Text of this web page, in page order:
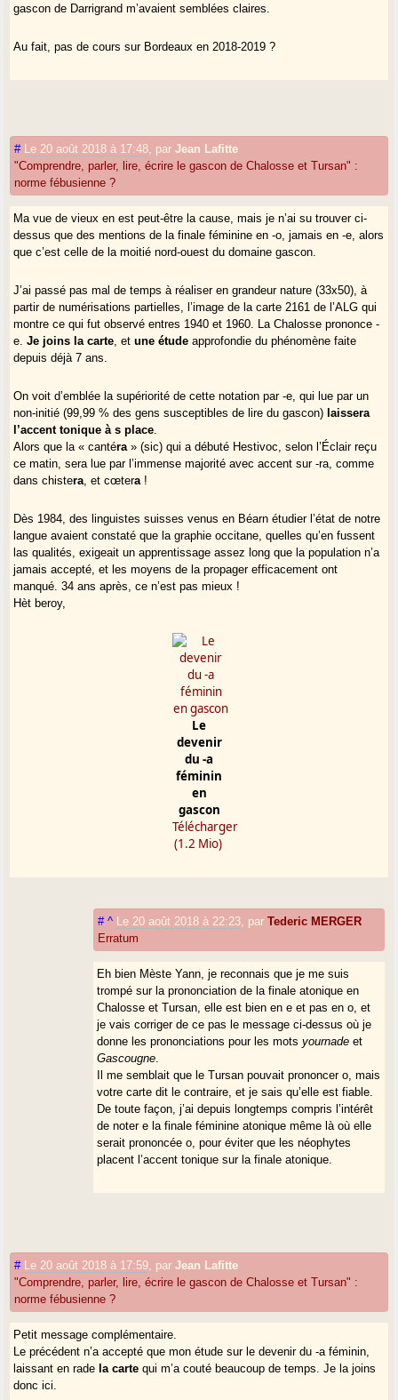
gascon de Darrigrand m’avaient semblées claires.
Au fait, pas de cours sur Bordeaux en 2018-2019 ?
# Le 20 août 2018 à 17:48 parJean Lafitte
"Comprendre, parler, lire, écrire le gascon de Chalosse et Tursan" :
norme fébusienne ?
Ma vue de vieux en est peut-être la cause, mais je n’ai su trouver ci-
dessus que des mentions de la finale féminine en -o, jamais en -e, alors
que c’est celle de la moitié nord-ouest du domaine gascon.
J’ai passé pas mal de temps à réaliser en grandeur nature (33x50), à
partir de numérisations partielles, l’image de la carte 2161 de l’ALG qui
montre ce qui fut observé entres 1940 et 1960. La Chalosse prononce -
e.Je joins la carte , etune étude approfondie du phénomène faite
depuis déjà 7 ans.
On voit d’emblée la supériorité de cette notation par -e, qui lue par un
non-initié (99,99 % des gens susceptibles de lire du gascon) laissera
l’accent tonique à s place
Alors que la « cantéra » (sic) qui a débuté Hestivoc, selon l’Éclair reçu
ce matin, sera lue par l’immense majorité avec accent sur -ra, comme
dans chistera , et cœtera !
Dès 1984, des linguistes suisses venus en Béarn étudier l’état de notre
langue avaient constaté que la graphie occitane, quelles qu’en fussent
las qualités, exigeait un apprentissage assez long que la population n’a
jamais accepté, et les moyens de la propager efficacement ont
manqué. 34 ans après, ce n’est pas mieux !
Hèt beroy,
Le
devenir
du -a
féminin
en
gascon
Télécharger
(1.2 Mio)
# ^ Le 20 août 2018 à 22:23 parTederic MERGER
Erratum
Eh bien Mèste Yann, je reconnais que je me suis
trompé sur la prononciation de la finale atonique en
Chalosse et Tursan, elle est bien en e et pas en o, et
je vais corriger de ce pas le message ci-dessus où je
donne les prononciations pour les motsyournade et
Gascougne
Il me semblait que le Tursan pouvait prononcer o, mais
votre carte dit le contraire, et je sais qu’elle est fiable.
De toute façon, j’ai depuis longtemps compris l’intérêt
de noter e la finale féminine atonique même là où elle
serait prononcée o, pour éviter que les néophytes
placent l’accent tonique sur la finale atonique.
# Le 20 août 2018 à 17:59 parJean Lafitte
"Comprendre, parler, lire, écrire le gascon de Chalosse et Tursan" :
norme fébusienne ?
Petit message complémentaire.
Le précédent n’a accepté que mon étude sur le devenir du -a féminin,
laissant en rade la carte qui m’a couté beaucoup de temps. Je la joins
donc ici.